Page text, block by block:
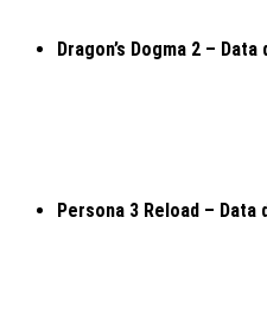
Dragon’s Dogma 2 –
Persona 3 Reload –